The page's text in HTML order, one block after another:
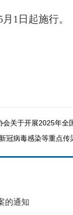
1日起施行。
关于开展2025年
冠病毒感染等重点传
的通知